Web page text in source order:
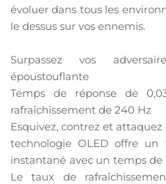
évoluer dans tous les
le dessus sur vos ennemis.
Surpassez vos
époustouflante
Temps de réponse de
rafraîchissement de 240 Hz
Esquivez, contrez et
technologie OLED offre
instantané avec un temps de
Le taux de